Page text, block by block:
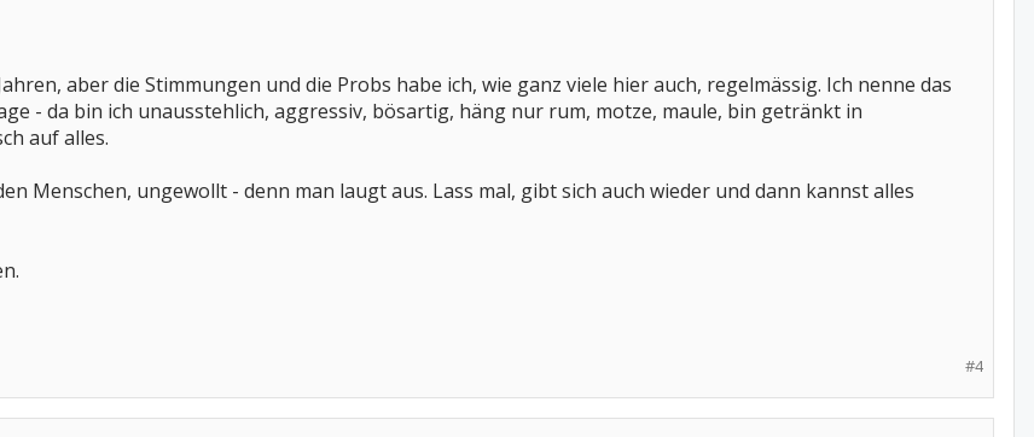
aber die Stimmungen und die Probs habe ich, wie ganz viele hier auch, regelmässig. Ich nenne das
- da bin ich unausstehlich, aggressiv, bösartig, häng nur rum, motze, maule, bin getränkt in
auf alles.
Menschen, ungewollt - denn man laugt aus. Lass mal, gibt sich auch wieder und dann kannst alles
#4